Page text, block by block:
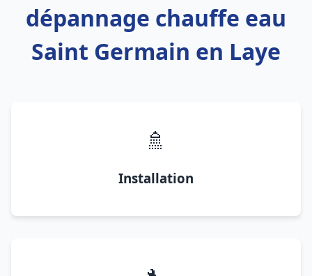
dépannage chauffe eau
Saint Germain en Laye
🚿
Installation